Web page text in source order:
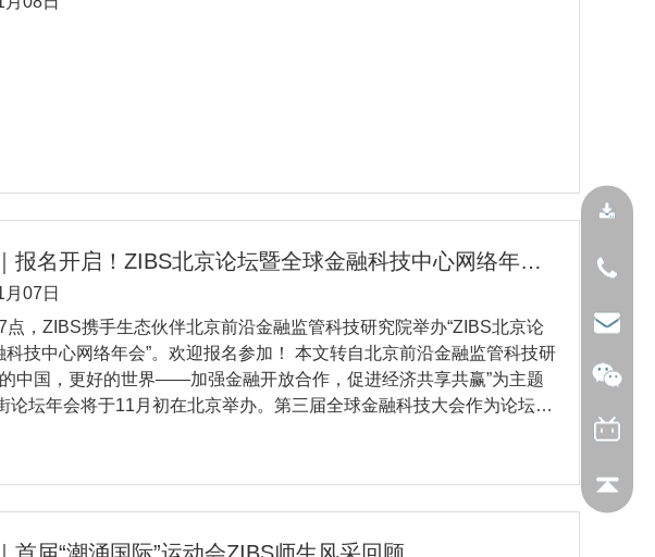
报名开启！ZIBS北京论坛暨全球金融科技中心网络年会
07日
点，ZIBS携手生态伙伴北京前沿金融监管科技研究院举办“ZIBS北京论
科技中心网络年会”。欢迎报名参加！ 本文转自北京前沿金融监管科技研
的中国，更好的世界——加强金融开放合作，促进经济共享共赢”为主题
论坛年会将于11月初在北京举办。第三届全球金融科技大会作为论坛年